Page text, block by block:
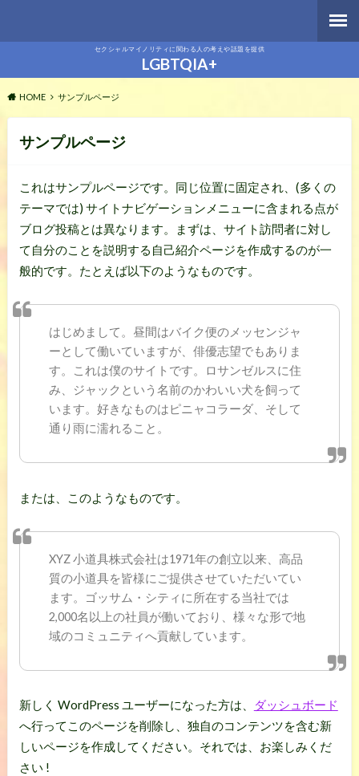
セクシャルマイノリティに関わる人の考えや話題を提供
LGBTQIA+
HOME サンプルページ
サンプルページ
これはサンプルページです。同じ位置に固定され、(多くの
テーマでは) サイトナビゲーションメニューに含まれる点が
ブログ投稿とは異なります。まずは、サイト訪問者に対し
て自分のことを説明する自己紹介ページを作成するのが一
般的です。たとえば以下のようなものです。
はじめまして。昼間はバイク便のメッセンジャ
ーとして働いていますが、俳優志望でもありま
す。これは僕のサイトです。ロサンゼルスに住
み、ジャックという名前のかわいい犬を飼って
います。好きなものはピニャコラーダ、そして
通り雨に濡れること。
または、このようなものです。
XYZ 小道具株式会社は1971年の創立以来、高品
質の小道具を皆様にご提供させていただいてい
ます。ゴッサム・シティに所在する当社では
2,000名以上の社員が働いており、様々な形で地
域のコミュニティへ貢献しています。
新しく WordPress ユーザーになった方は、
ダッシュボード
へ行ってこのページを削除し、独自のコンテンツを含む新
しいページを作成してください。それでは、お楽しみくだ
さい !